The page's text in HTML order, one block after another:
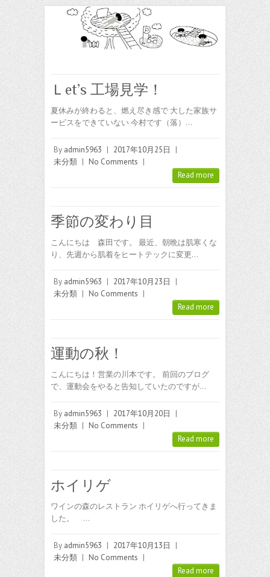
Ｌet’s 工場見学！
夏休みが終わると、燃え尽き感で 大した家族サ
ービスをできていない 今村です（落）…
By admin5963 | 2017年10月25日
|
未分類 | No Comments |
Read more
季節の変わり目
こんにちは 森田です。 最近、朝晩は肌寒くな
り、先週から肌着をヒートテックに変更…
By admin5963 | 2017年10月23日
|
未分類 | No Comments |
Read more
運動の秋！
こんにちは！営業の川本です。 前回のブログ
で、運動会をやると告知していたのですが…
By admin5963 | 2017年10月20日
|
未分類 | No Comments |
Read more
ホイリゲ
ワインの森のレストラン ホイリゲへ行ってきま
した。 …
By admin5963 | 2017年10月13日
|
未分類 | No Comments |
Read more